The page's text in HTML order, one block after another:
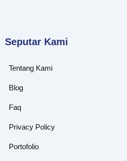
Seputar Kami
Tentang Kami
Blog
Faq
Privacy Policy
Portofolio